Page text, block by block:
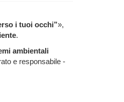
i tuoi occhi”»,
.
ambientali
e responsabile -